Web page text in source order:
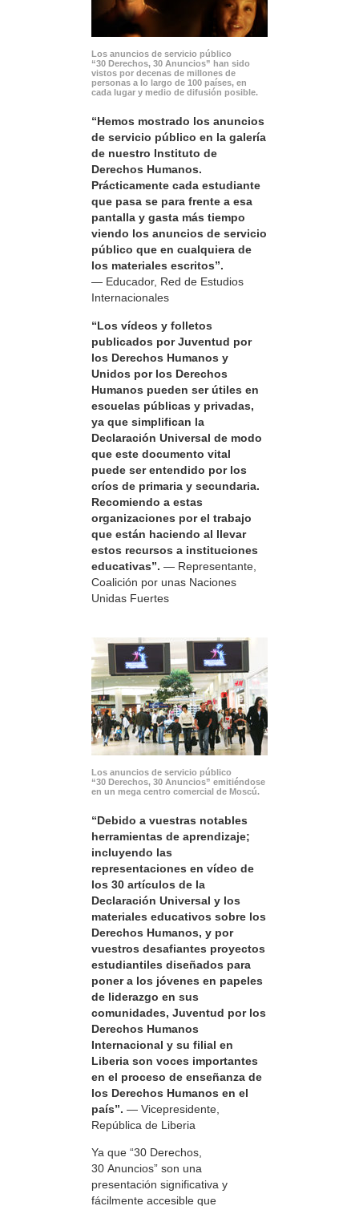
Los anuncios de servicio público
“30 Derechos, 30 Anuncios” han sido
vistos por decenas de millones de
personas a lo largo de 100 países, en
cada lugar y medio de difusión posible.
“Hemos mostrado los anuncios
de servicio público en la galería
de nuestro Instituto de
Derechos Humanos.
Prácticamente cada estudiante
que pasa se para frente a esa
pantalla y gasta más tiempo
viendo los anuncios de servicio
público que en cualquiera de
los materiales escritos”.
— Educador, Red de Estudios
Internacionales
“Los vídeos y folletos
publicados por Juventud por
los Derechos Humanos y
Unidos por los Derechos
Humanos pueden ser útiles en
escuelas públicas y privadas,
ya que simplifican la
Declaración Universal de modo
que este documento vital
puede ser entendido por los
críos de primaria y secundaria.
Recomiendo a estas
organizaciones por el trabajo
que están haciendo al llevar
estos recursos a instituciones
educativas”. — Representante,
Coalición por unas Naciones
Unidas Fuertes
Los anuncios de servicio público
“30 Derechos, 30 Anuncios” emitiéndose
en un mega centro comercial de Moscú.
“Debido a vuestras notables
herramientas de aprendizaje;
incluyendo las
representaciones en vídeo de
los 30 artículos de la
Declaración Universal y los
materiales educativos sobre los
Derechos Humanos, y por
vuestros desafiantes proyectos
estudiantiles diseñados para
poner a los jóvenes en papeles
de liderazgo en sus
comunidades, Juventud por los
Derechos Humanos
Internacional y su filial en
Liberia son voces importantes
en el proceso de enseñanza de
los Derechos Humanos en el
país”. — Vicepresidente,
República de Liberia
Ya que “30 Derechos,
30 Anuncios” son una
presentación significativa y
fácilmente accesible que